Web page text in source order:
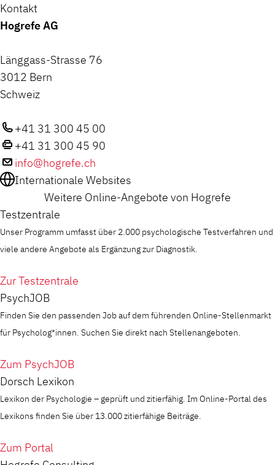
Kontakt
Hogrefe AG
Länggass-Strasse 76
3012 Bern
Schweiz
+41 31 300 45 00
+41 31 300 45 90
info@hogrefe.ch
Internationale Websites
Weitere Online-Angebote von Hogrefe
Testzentrale
Unser Programm umfasst über 2.000 psychologische Testverfahren und
viele andere Angebote als Ergänzung zur Diagnostik.
Zur Testzentrale
PsychJOB
Finden Sie den passenden Job auf dem führenden Online-Stellenmarkt
für Psycholog*innen. Suchen Sie direkt nach Stellenangeboten.
Zum PsychJOB
Dorsch Lexikon
Lexikon der Psychologie – geprüft und zitierfähig. Im Online-Portal des
Lexikons finden Sie über 13.000 zitierfähige Beiträge.
Zum Portal